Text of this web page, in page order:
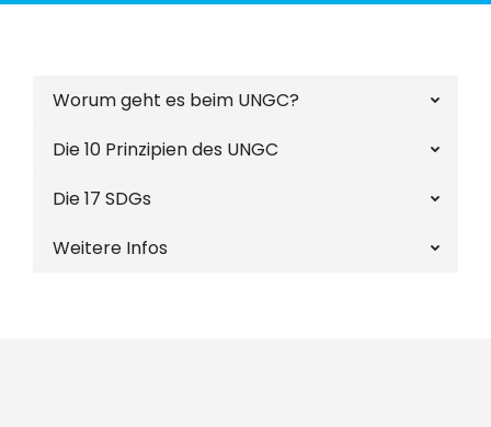
Worum geht es beim UNGC?
Die 10 Prinzipien des UNGC
Die 17 SDGs
Weitere Infos